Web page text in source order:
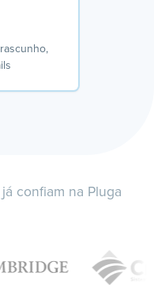
confiam na Pluga